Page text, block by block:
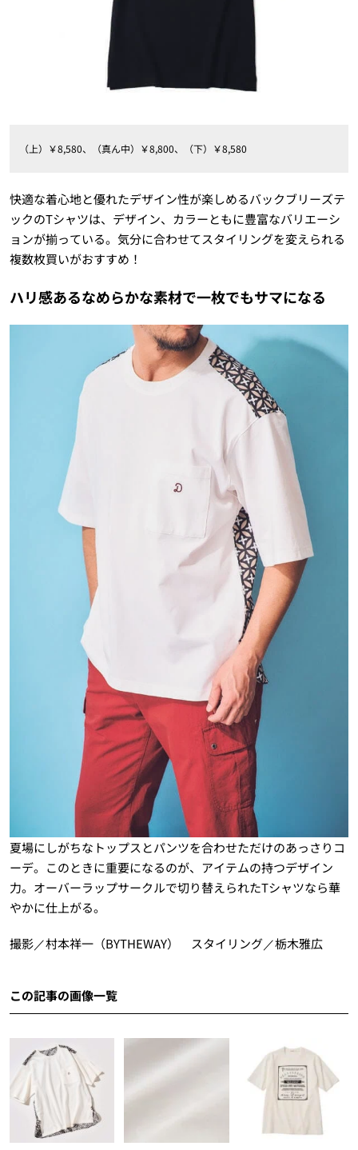
（上）￥8,580、（真ん中）￥8,800、（下）￥8,580
快適な着心地と優れたデザイン性が楽しめるバックブリーズテ
ックのTシャツは、デザイン、カラーともに豊富なバリエーシ
ョンが揃っている。気分に合わせてスタイリングを変えられる
複数枚買いがおすすめ！
ハリ感あるなめらかな素材で一枚でもサマになる
夏場にしがちなトップスとパンツを合わせただけのあっさりコ
ーデ。このときに重要になるのが、アイテムの持つデザイン
力。オーバーラップサークルで切り替えられたTシャツなら華
やかに仕上がる。
撮影／村本祥一（BYTHEWAY） スタイリング／栃木雅広
この記事の画像一覧